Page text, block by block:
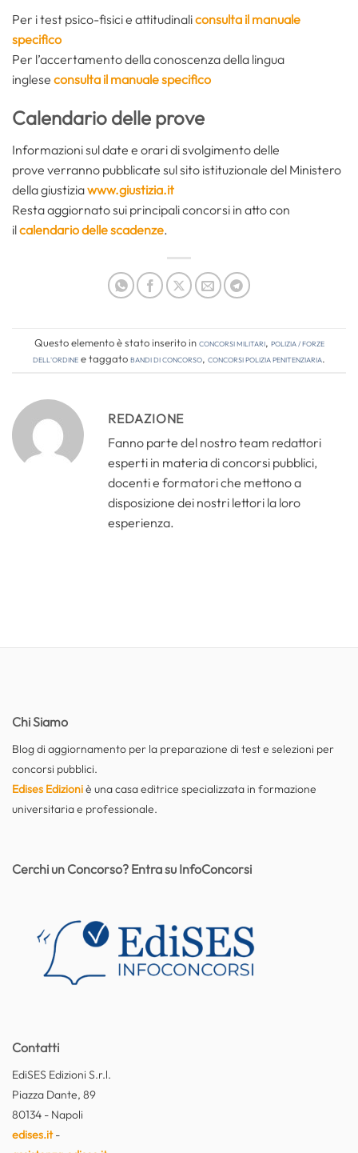
Per i test psico-fisici e attitudinaliconsulta il manuale
specifico
Per l’accertamento della conoscenza della lingua
inglese consulta il manuale specifico
Calendario delle prove
Informazioni sul date e orari di svolgimento delle
prove verranno pubblicate sul sito istituzionale del Ministero
della giustiziawww.giustizia.it
Resta aggiornato sui principali concorsi in atto con
ilcalendario delle scadenze.
Questo elemento è stato inserito inConcorsi Militari, Polizia / Forze
dell'Ordinee taggatobandi di concorso, concorsi polizia penitenziaria.
REDAZIONE
Fanno parte del nostro team redattori
esperti in materia di concorsi pubblici,
docenti e formatori che mettono a
disposizione dei nostri lettori la loro
esperienza.
Chi Siamo
Blog di aggiornamento per la preparazione di test e selezioni per
concorsi pubblici.
Edises Edizioniè una casa editrice specializzata in formazione
universitaria e professionale.
Contatti
EdiSES Edizioni S.r.l.
Piazza Dante, 89
80134 - Napoli
edises.it-
Cerchi un Concorso? Entra su InfoConcorsi